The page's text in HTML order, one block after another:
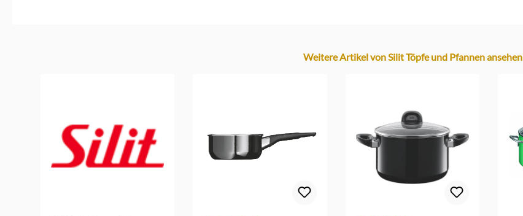
Weitere Artikel von Silit Töpfe und Pfannen ansehen